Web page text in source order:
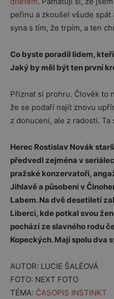
peřinu a zkoušel všude
syna s tím, že trpím, a ten
Co byste poradil lidem,
Jaký by měl být ten první
Přiznat si prohru. Člověk to
že se podaří najít znovu
z donucení, ale z radosti. Ta
Herec Rostislav Novák
předvedl zejména v
pražské konzervatoři,
Jihlavě a působení v
Labem. Na dvě desetiletí
Liberci, kde potkal svou
pochází ze slavného rodu
Kopeckých. Mají spolu dva
AUTOR: LUCIE ŠALÉOVÁ
FOTO: NEXT FOTO
TÉMA: ČASOPIS INSTINKT